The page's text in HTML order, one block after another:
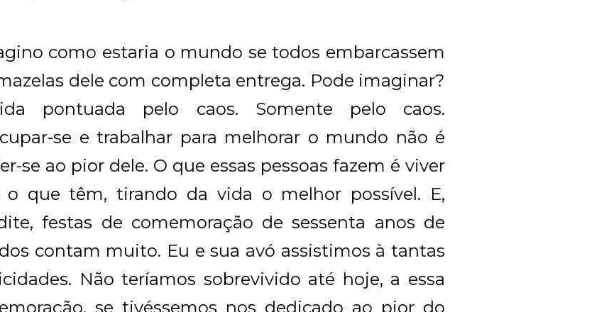
como estaria o mundo se todos embarcassem
dele com completa entrega. Pode imaginar?
pontuada pelo caos. Somente pelo caos.
se e trabalhar para melhorar o mundo não é
se ao pior dele. O que essas pessoas fazem é viver
o que têm, tirando da vida o melhor possível. E,
festas de comemoração de sessenta anos de
contam muito. Eu e sua avó assistimos à tantas
Não teríamos sobrevivido até hoje, a essa
se tivéssemos nos dedicado ao pior do